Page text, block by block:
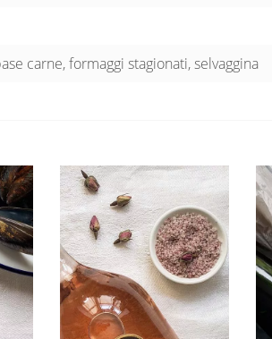
carne, formaggi stagionati, selvaggina